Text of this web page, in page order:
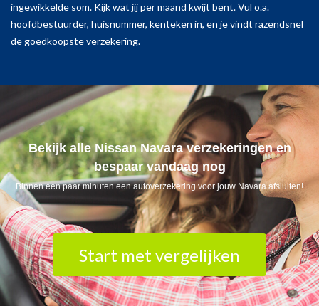
ingewikkelde som. Kijk wat jij per maand kwijt bent. Vul o.a.
hoofdbestuurder, huisnummer, kenteken in, en je vindt razendsnel
de goedkoopste verzekering.
Bekijk alle Nissan Navara verzekeringen en
bespaar vandaag nog
Binnen een paar minuten een autoverzekering voor jouw Navara afsluiten!
Start met vergelijken